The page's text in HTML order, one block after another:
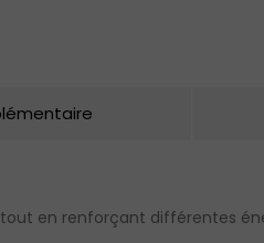
en renforçant différentes